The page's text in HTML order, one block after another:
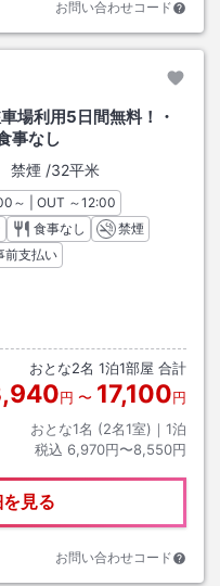
お問い合わせコード
場利用5日間無料！・
事なし
禁煙 /32平米
ックイン
～ | OUT チェックアウト
～12:00
食事なし
禁煙
前支払い
おとな2名 1泊1部屋 合計
円 〜 17,100円
おとな1名 (2名1室)｜ 1泊
税込 6,970円〜8,550円
見る
お問い合わせコード